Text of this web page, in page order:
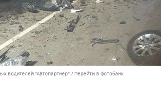
водителей "Автопартнер" Перейти в фотобанк